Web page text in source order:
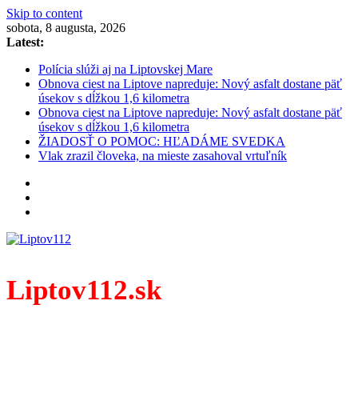
Skip to content
sobota, 8 augusta, 2026
Latest:
Polícia slúži aj na Liptovskej Mare
Obnova ciest na Liptove napreduje: Nový asfalt dostane päť
úsekov s dĺžkou 1,6 kilometra
Obnova ciest na Liptove napreduje: Nový asfalt dostane päť
úsekov s dĺžkou 1,6 kilometra
ŽIADOSŤ O POMOC: HĽADÁME SVEDKA
Vlak zrazil človeka, na mieste zasahoval vrtuľník
Liptov112.sk